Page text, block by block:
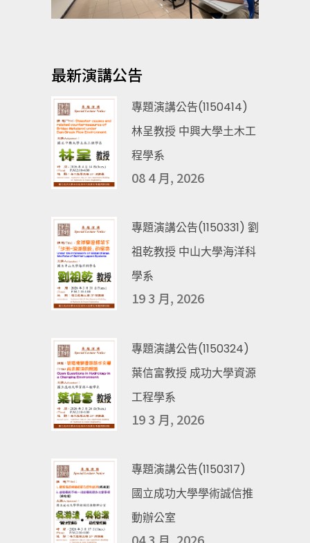
最新演講公告
專題演講公告(1150414)
林呈教授 中興大學土木工
程學系
08 4 月, 2026
專題演講公告(1150331) 劉
祖乾教授 中山大學海洋科
學系
19 3 月, 2026
專題演講公告(1150324)
葉信富教授 成功大學資源
工程學系
19 3 月, 2026
專題演講公告(1150317)
國立成功大學學術誠信推
動辦公室